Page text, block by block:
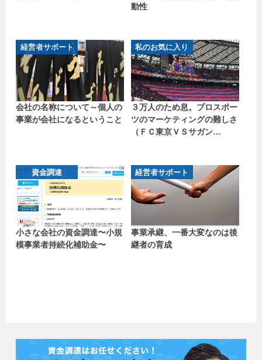
動性
経営者サポート
会社の名称について～個人の
事業が会社になるということ
私のお気に入り
３万人のため息。プロスポー
ツのマーケティングの難しさ
（ＦＣ東京ＶＳサガン…
資金調達
小さな会社の資金調達〜小規
模事業者持続化補助金〜
経営者サポート
事業承継、一番大変なのは後
継者の育成